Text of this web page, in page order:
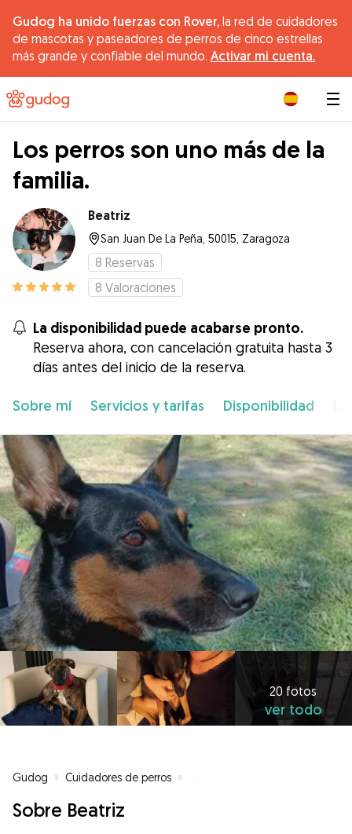
Gudog ha unido fuerzas con Rover, la red de cuidadores
de mascotas y paseadores de perros de cinco estrellas
más grande y confiable del mundo. Activar mi cuenta.
Los perros son uno más de la
familia.
Beatriz
San Juan De La Peña, 50015, Zaragoza
8 Reservas
8 Valoraciones
La disponibilidad puede acabarse pronto.
Reserva ahora, con cancelación gratuita hasta 3
días antes del inicio de la reserva.
Sobre mí Servicios y tarifas Disponibilidad
20 fotos
ver todo
Gudog » Cuidadores de perros » Cuidadores de perros en
Sobre Beatriz